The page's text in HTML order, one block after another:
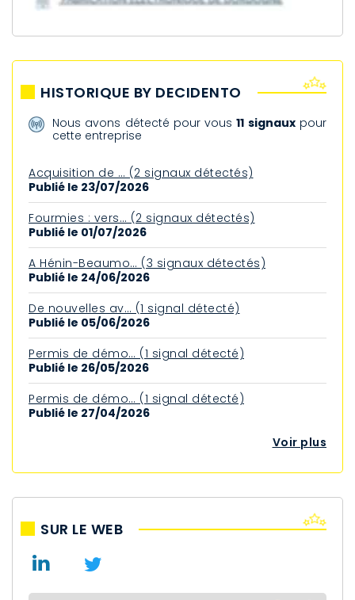
HISTORIQUE BY DECIDENTO
Nous avons détecté pour vous11 signauxpour
cette entreprise
Acquisition de … (2 signaux détectés)
Publié le 23/07/2026
Fourmies : vers… (2 signaux détectés)
Publié le 01/07/2026
A Hénin-Beaumo… (3 signaux détectés)
Publié le 24/06/2026
De nouvelles av… (1 signal détecté)
Publié le 05/06/2026
Permis de démo… (1 signal détecté)
Publié le 26/05/2026
Permis de démo… (1 signal détecté)
Publié le 27/04/2026
Voir plus
SUR LE WEB